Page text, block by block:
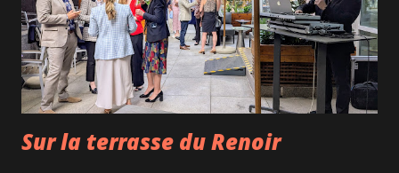
qui ne sont pas amatrices de bières, sachez qu'il y aura
aussi une offre variée de vins, cidres, hydromels, spiritueux
et produits sans alcool pour compléter la fête. Le
prélancement de l'événement ...
Sur la terrasse du Renoir